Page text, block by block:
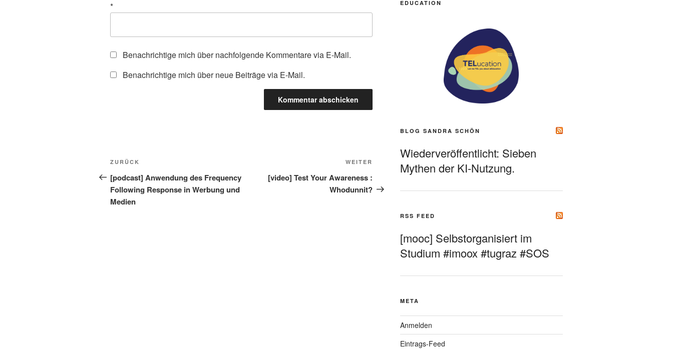
*
Benachrichtige mich über nachfolgende Kommentare via E-Mail.
Benachrichtige mich über neue Beiträge via E-Mail.
Beitragsnavigation
Vorheriger
Beitrag
ZURÜCK
[podcast] Anwendung des Frequency
Following Response in Werbung und
Medien
Nächster
WEITER
[video] Test Your Awareness :
Whodunnit?
EDUCATION
BLOG SANDRA SCHÖN
Wiederveröffentlicht: Sieben
Mythen der KI-Nutzung.
RSS FEED
[mooc] Selbstorganisiert im
Studium #imoox #tugraz #SOS
META
Anmelden
Eintrags-Feed